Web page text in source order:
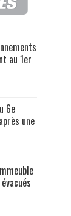
au 1er
6e
une